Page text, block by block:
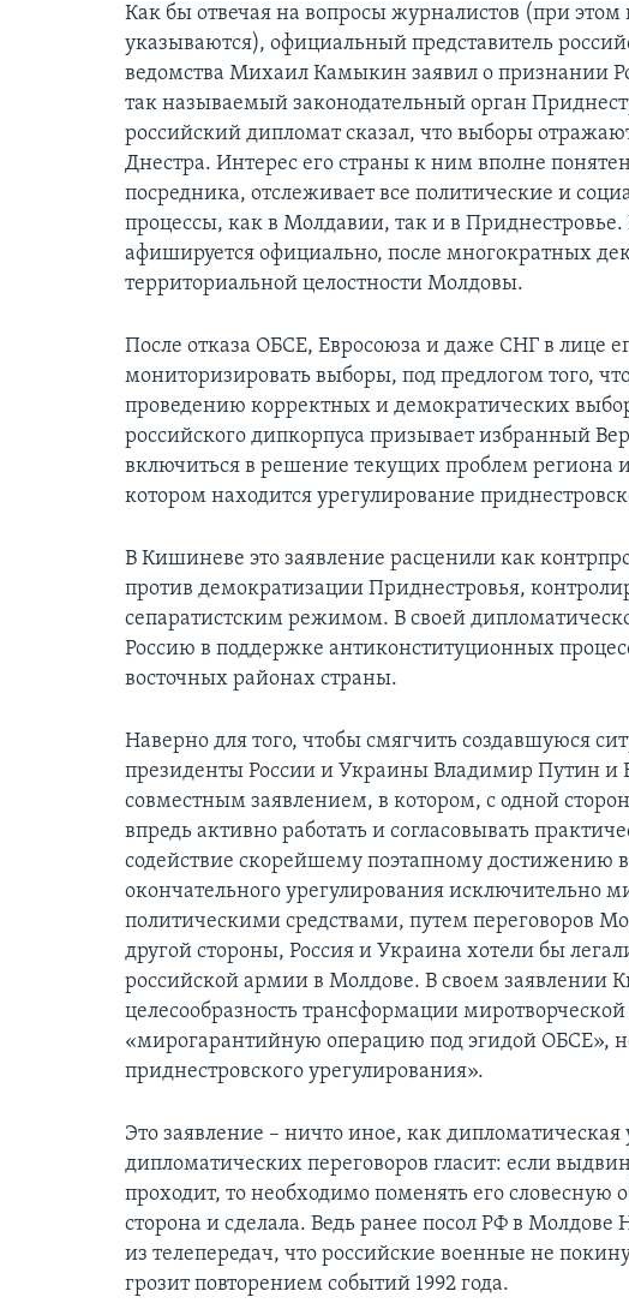
Как бы отвечая на вопросы журналистов (при
указываются), официальный представитель
ведомства Михаил Камыкин заявил о признании
так называемый законодательный орган
российский дипломат сказал, что выборы
Днестра. Интерес его страны к ним вполне
посредника, отслеживает все политические и
процессы, как в Молдавии, так и в Приднестровье.
афишируется официально, после многократных
территориальной целостности Молдовы.
После отказа ОБСЕ, Евросоюза и даже СНГ в лице
мониторизировать выборы, под предлогом того,
проведению корректных и демократических
российского дипкорпуса призывает избранный
включиться в решение текущих проблем региона
котором находится урегулирование
В Кишиневе это заявление расценили как
против демократизации Приднестровья,
сепаратистским режимом. В своей
Россию в поддержке антиконституционных
восточных районах страны.
Наверно для того, чтобы смягчить создавшуюся
президенты России и Украины Владимир Путин
совместным заявлением, в котором, с одной
впредь активно работать и согласовывать
содействие скорейшему поэтапному достижению
окончательного урегулирования исключительно
политическими средствами, путем переговоров
другой стороны, Россия и Украина хотели бы
российской армии в Молдове. В своем заявлении
целесообразность трансформации
«мирогарантийную операцию под эгидой ОБСЕ»,
приднестровского урегулирования».
Это заявление – ничто иное, как дипломатическая
дипломатических переговоров гласит: если
проходит, то необходимо поменять его словесную
сторона и сделала. Ведь ранее посол РФ в Молдове
из телепередач, что российские военные не
грозит повторением событий 1992 года.